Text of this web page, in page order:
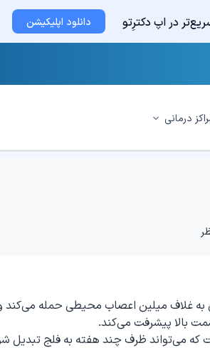
در اپ دکترِتو دانلود اپلیکیشن
درمانی
به غلاف میلین اعصاب محیطی حمله می‌کند
بالا پیشرفت می‌کند.
می‌تواند ظرف چند هفته به فلج تبدیل